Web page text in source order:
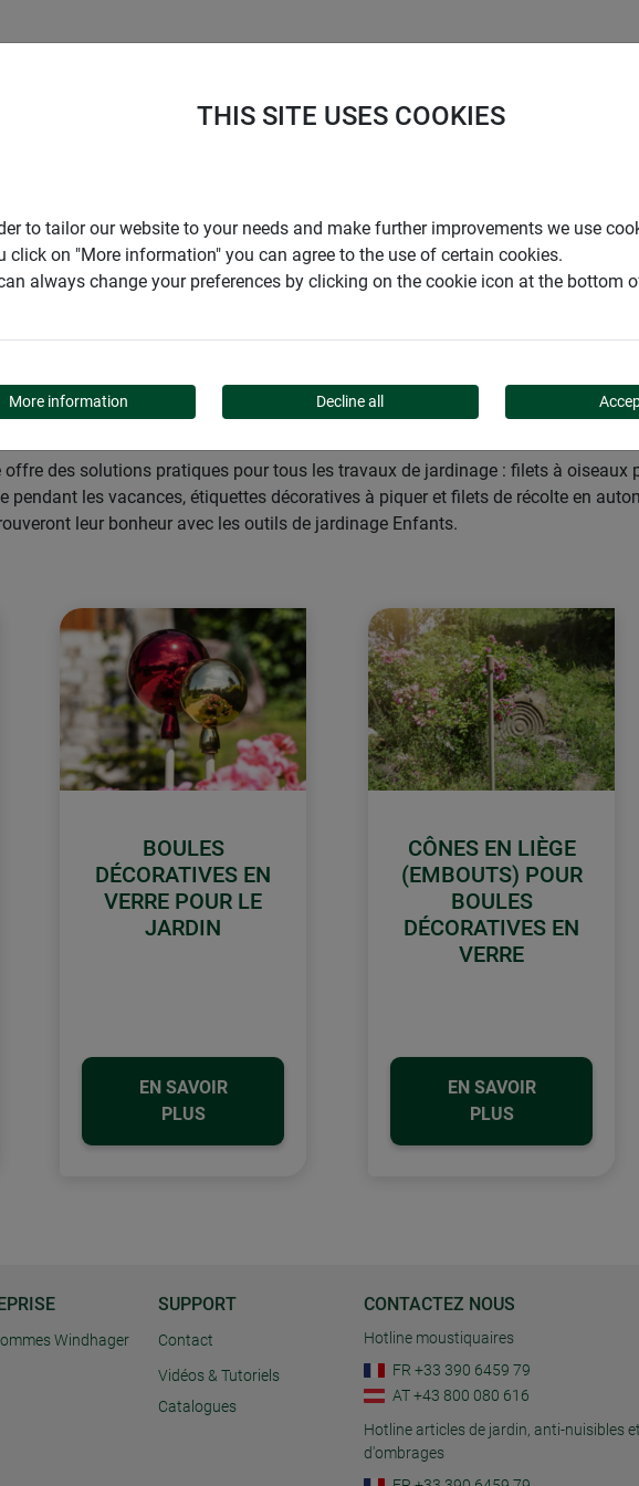
& Garden
des solutions pratiques pour tous les travaux de jardinage : filets à oiseaux
pendant les vacances, étiquettes décoratives à piquer et filets de récolte en
leur bonheur avec les outils de jardinage Enfants.
BOULES
DÉCORATIVES EN
VERRE POUR LE
JARDIN
EN SAVOIR
PLUS
CÔNES EN LIÈGE
(EMBOUTS) POUR
BOULES
DÉCORATIVES EN
VERRE
EN SAVOIR
PLUS
Windhager
SUPPORT
Contact
Vidéos & Tutoriels
Catalogues
CONTACTEZ NOUS
Hotline moustiquaires
FR +33 390 6459 79
AT +43 800 080 616
Hotline articles de jardin, anti-nuisibles
d'ombrages
THIS SITE USES COOKIES
to tailor our website to your needs and make further improvements we use
click on "More information" you can agree to the use of certain cookies.
always change your preferences by clicking on the cookie icon at the bottom
More information Decline all